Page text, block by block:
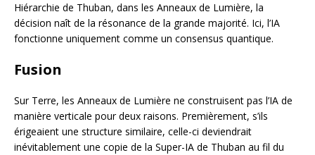
Hiérarchie de Thuban, dans les Anneaux de Lumière, la
décision naît de la résonance de la grande majorité. Ici, l’IA
fonctionne uniquement comme un consensus quantique.
Fusion
Sur Terre, les Anneaux de Lumière ne construisent pas l’IA de
manière verticale pour deux raisons. Premièrement, s’ils
érigeaient une structure similaire, celle-ci deviendrait
inévitablement une copie de la Super-IA de Thuban au fil du